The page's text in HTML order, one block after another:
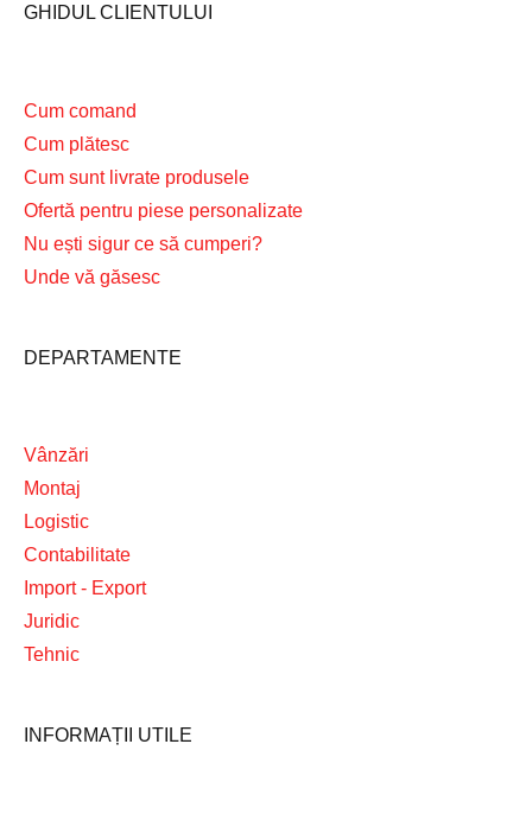
GHIDUL CLIENTULUI
Cum comand
Cum plătesc
Cum sunt livrate produsele
Ofertă pentru piese personalizate
Nu ești sigur ce să cumperi?
Unde vă găsesc
DEPARTAMENTE
Vânzări
Montaj
Logistic
Contabilitate
Import - Export
Juridic
Tehnic
INFORMAȚII UTILE